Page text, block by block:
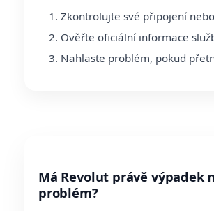
Zkontrolujte své připojení
Ověřte oficiální informace
Nahlaste problém, pokud
Má Revolut právě výpadek
problém?